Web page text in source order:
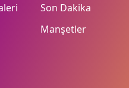
Son Dakika
Manşetler